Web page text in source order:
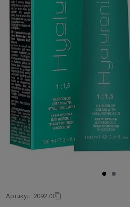
Артикул: 209273